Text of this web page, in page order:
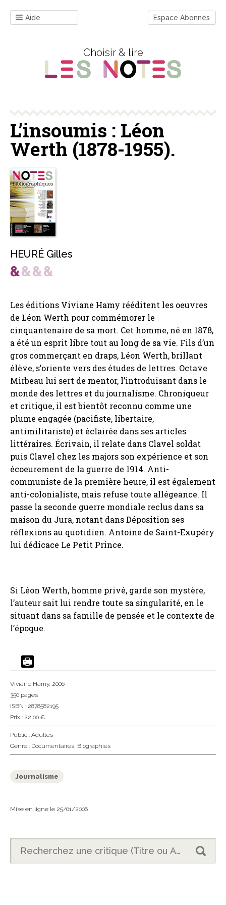
Aide Espace Abonnés
Choisir & lire
L’insoumis : Léon
Werth (1878-1955).
HEURÉ Gilles
Les éditions Viviane Hamy rééditent les oeuvres
de Léon Werth pour commémorer le
cinquantenaire de sa mort. Cet homme, né en 1878,
a été un esprit libre tout au long de sa vie. Fils d’un
gros commerçant en draps, Léon Werth, brillant
élève, s’oriente vers des études de lettres. Octave
Mirbeau lui sert de mentor, l’introduisant dans le
monde des lettres et du journalisme. Chroniqueur
et critique, il est bientôt reconnu comme une
plume engagée (pacifiste, libertaire,
antimilitariste) et éclairée dans ses articles
littéraires. Écrivain, il relate dans Clavel soldat
puis Clavel chez les majors son expérience et son
écoeurement de la guerre de 1914. Anti-
communiste de la première heure, il est également
anti-colonialiste, mais refuse toute allégeance. Il
passe la seconde guerre mondiale reclus dans sa
maison du Jura, notant dans Déposition ses
réflexions au quotidien. Antoine de Saint-Exupéry
lui dédicace Le Petit Prince.
Si Léon Werth, homme privé, garde son mystère,
l’auteur sait lui rendre toute sa singularité, en le
situant dans sa famille de pensée et le contexte de
l’époque.
Viviane Hamy, 2006
350 pages
ISBN : 2878582195
Prix : 22,00 €
Public : Adultes
Genre : Documentaires, Biographies
Journalisme
Mise en ligne le 25/01/2006